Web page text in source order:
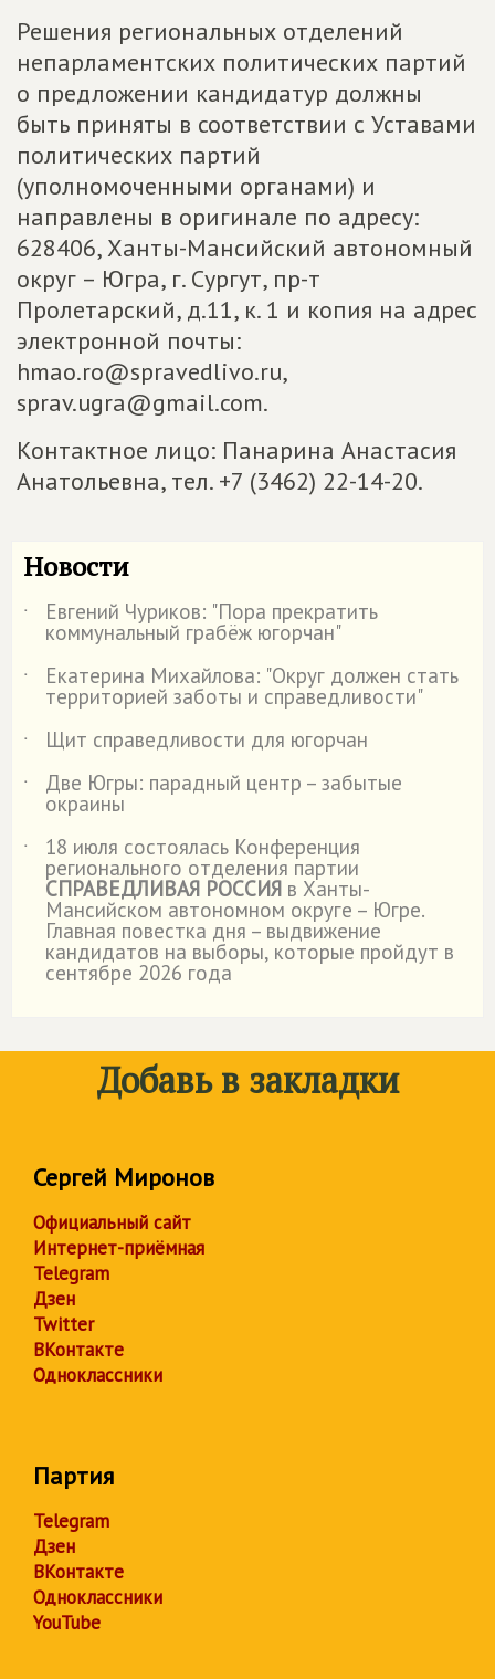
Решения региональных отделений
непарламентских политических партий
о предложении кандидатур должны
быть приняты в соответствии с Уставами
политических партий
(уполномоченными органами) и
направлены в оригинале по адресу:
628406, Ханты-Мансийский автономный
округ – Югра, г. Сургут, пр-т
Пролетарский, д.11, к. 1 и копия на адрес
электронной почты:
hmao.ro@spravedlivo.ru,
sprav.ugra@gmail.com.
Контактное лицо: Панарина Анастасия
Анатольевна, тел. +7 (3462) 22-14-20.
Новости
˙ Евгений Чуриков: "Пора прекратить
коммунальный грабёж югорчан"
˙
Екатерина Михайлова: "Округ должен стать
территорией заботы и справедливости"
˙
Щит справедливости для югорчан
˙
Две Югры: парадный центр – забытые
окраины
˙
18 июля состоялась Конференция
регионального отделения партии
СПРАВЕДЛИВАЯ РОССИЯ в Ханты-
Мансийском автономном округе – Югре.
Главная повестка дня – выдвижение
кандидатов на выборы, которые пройдут в
сентябре 2026 года
Добавь в закладки
Сергей Миронов
Официальный сайт
Интернет-приёмная
Telegram
Дзен
Twitter
ВКонтакте
Одноклассники
Партия
Telegram
Дзен
ВКонтакте
Одноклассники
YouTube